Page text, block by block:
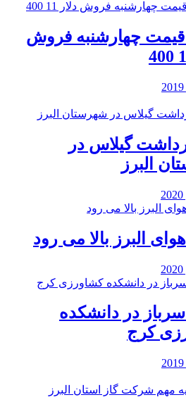
قیمت چهارشنبه فروش
گیلاس در
البرز
البرز بالا می رود
در دانشکده
کرج